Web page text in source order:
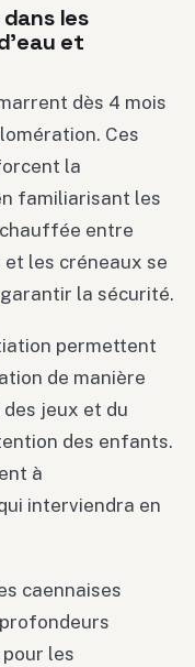
les
et
dès 4 mois
Ces
la
familiarisant les
chauffée entre
les créneaux se
la sécurité.
permettent
de manière
jeux et du
des enfants.
à
interviendra en
caennaises
les